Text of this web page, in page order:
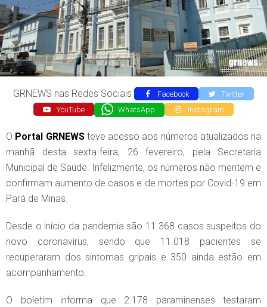
GRNEWS nas Redes Sociais Facebook
Twitter
YouTube
WhatsApp Instagram
O Portal GRNEWSteve acesso aos números atualizados na
manhã desta sexta-feira, 26 fevereiro, pela Secretaria
Municipal de Saúde. Infelizmente, os números não mentem e
confirmam aumento de casos e de mortes por Covid-19 em
Pará de Minas.
Desde o início da pandemia são 11.368 casos suspeitos do
novo coronavírus, sendo que 11.018 pacientes se
recuperaram dos sintomas gripais e 350 ainda estão em
acompanhamento.
O boletim informa que 2.178 paraminenses testaram